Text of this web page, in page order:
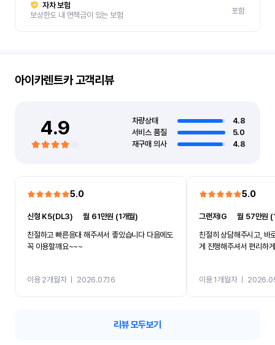
자차 보험
보상한도 내 면책금이 있는 보험
포함
아이카렌트카고객리뷰
4.9 차량상태
4.8
서비스 품질
5.0
재구매 의사
4.8
5.0
신형 K5(DL3) ㅣ월 61만원 (1개월)
친절하고 빠른응대 해주셔서 좋았습니다 다음에도
꼭 이용할깨요~~~
이용 2개월차ㅣ 2026.07.16
5.0
그랜저IG ㅣ월 57만원
친절히 상담해주시고, 바
게 진행해주셔서 편리하
이용 1개월차ㅣ
리뷰 모두보기